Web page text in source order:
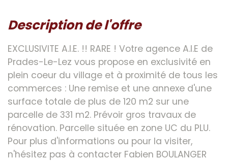
description de l'offre
EXCLUSIVITE A.I.E. !! RARE ! Votre agence A.I.E de
Prades-Le-Lez vous propose en exclusivité en
plein coeur du village et à proximité de tous les
commerces : Une remise et une annexe d'une
surface totale de plus de 120 m2 sur une
parcelle de 331 m2. Prévoir gros travaux de
rénovation. Parcelle située en zone UC du PLU.
Pour plus d'informations ou pour la visiter,
n'hésitez pas à contacter Fabien BOULANGER